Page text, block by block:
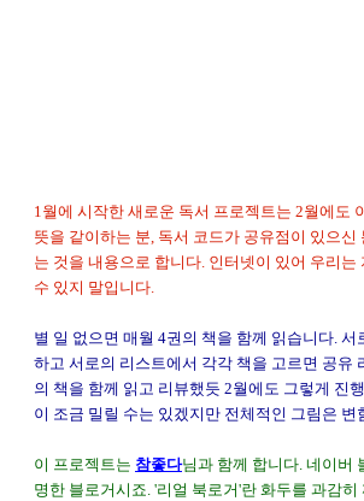
1월에 시작한 새로운 독서 프로젝트는 2월에도
뜻을 같이하는 분, 독서 코드가 공유점이 있으
는 것을 내용으로 합니다. 인터넷이 있어 우리
수 있지 말입니다.
별 일 없으면 매월 4권의 책을 함께 읽습니다.
하고 서로의 리스트에서 각각 책을 고르면 공유
의 책을 함께 읽고 리뷰했듯 2월에도 그렇게 진
이 조금 밀릴 수는 있겠지만 전체적인 그림은 변
이 프로젝트는 참좋다님과 함께 합니다. 네이버
명한 블로거시죠. '리얼 북로거'란 화두를 과감